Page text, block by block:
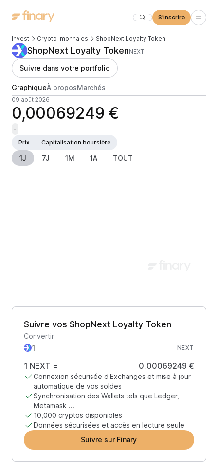
S'inscrire
Invest Crypto-monnaies ShopNext Loyalty Token
ShopNext Loyalty TokenNEXT
Suivre dans votre portfolio
GraphiqueÀ proposMarchés
09 août 2026
0,00069249 €
-
Prix
Capitalisation boursière
1J 7J 1M 1A TOUT
Suivre vos ShopNext Loyalty Token
Convertir
NEXT
1 NEXT = 0,00069249 €
Connexion sécurisée d’Exchanges et mise à jour
automatique de vos soldes
Synchronisation des Wallets tels que Ledger,
Metamask ...
10,000 cryptos disponibles
Données sécurisées et accès en lecture seule
Suivre sur Finary